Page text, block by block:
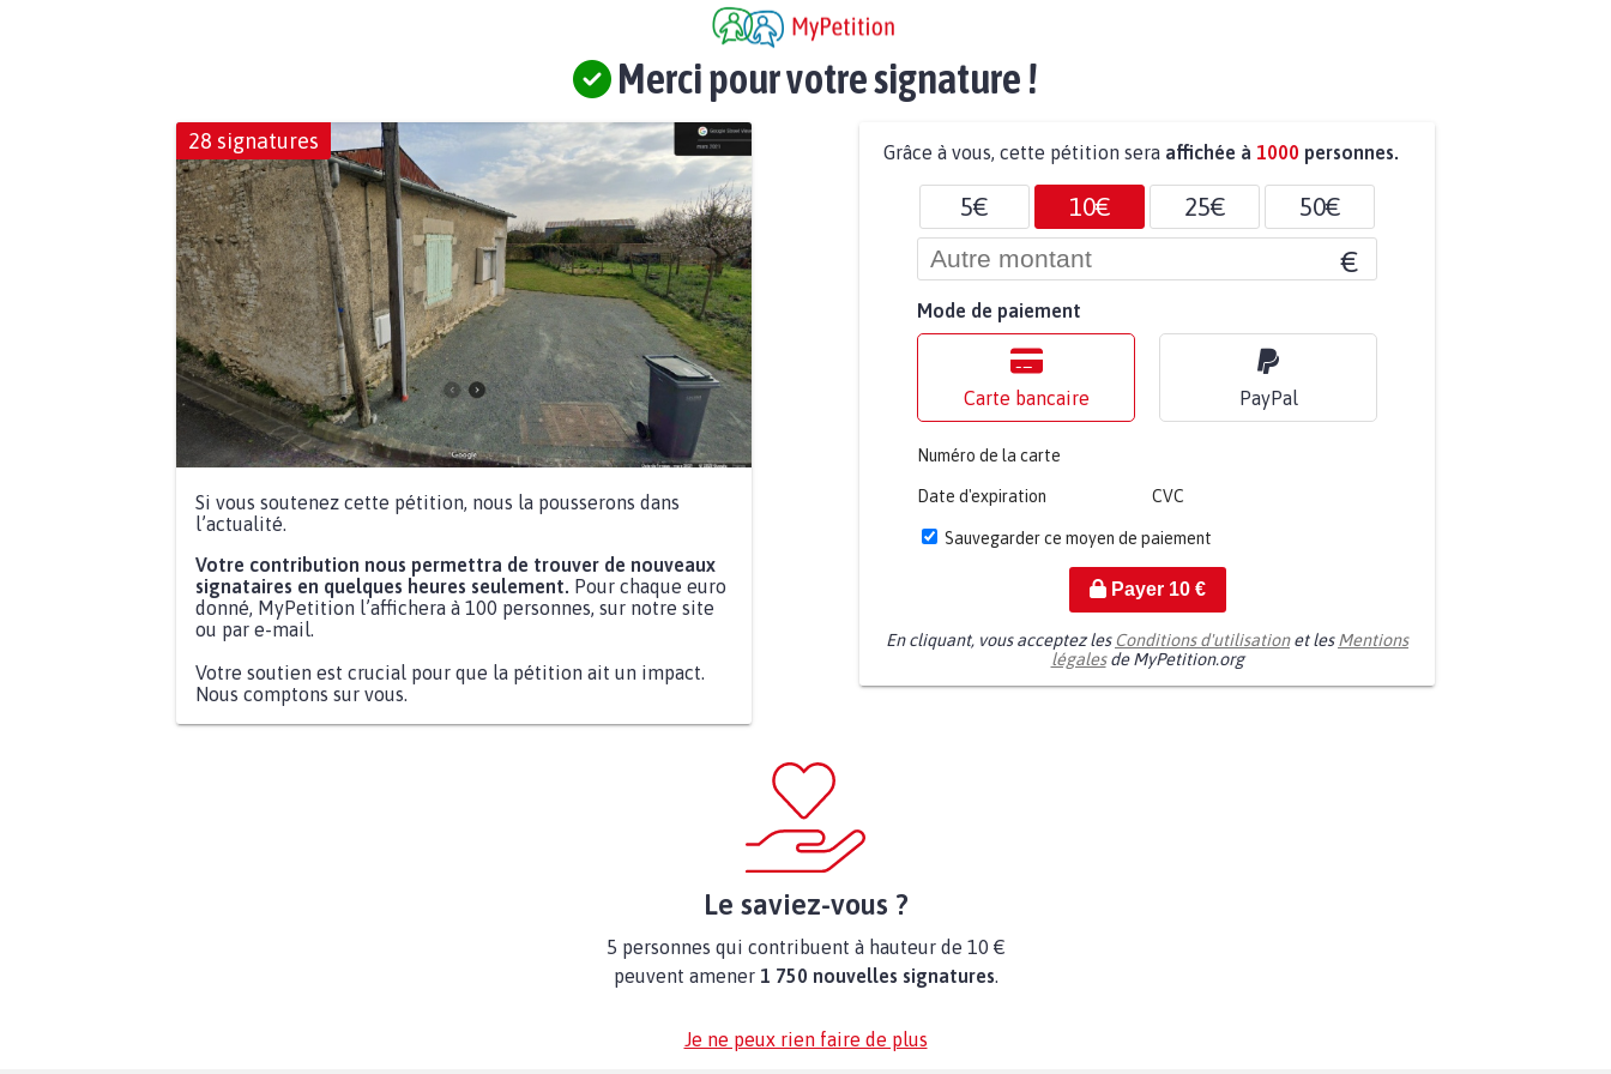
Merci pour votre signature !
28 signatures
Si vous soutenez cette pétition, nous la pousserons dans
l’actualité.
Votre contribution nous permettra de trouver de nouveaux
signataires en quelques heures seulement. Pour chaque euro
donné, MyPetition l’affichera à 100 personnes, sur notre site
ou par e-mail.
Votre soutien est crucial pour que la pétition ait un impact.
Nous comptons sur vous.
Grâce à vous, cette pétition sera affichée à 1000 personnes.
5€ 10€ 25€ 50€
€
Mode de paiement
Carte bancaire PayPal
Numéro de la carte
Date d'expiration CVC
Sauvegarder ce moyen de paiement
Payer 10€
En cliquant, vous acceptez les Conditions d'utilisationet lesMentions
légalesde MyPetition.org
Le saviez-vous ?
5 personnes qui contribuent à hauteur de 10 €
peuvent amener 1 750 nouvelles signatures.
Je ne peux rien faire de plus